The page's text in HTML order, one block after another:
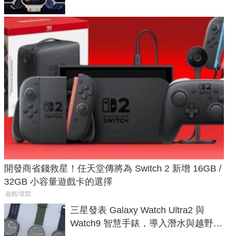
開發商省錢救星！任天堂傳將為 Switch 2 新增 16GB /
32GB 小容量遊戲卡的選擇
遊戲/電競
三星發表 Galaxy Watch Ultra2 與
Watch9 智慧手錶，導入潛水與越野跑